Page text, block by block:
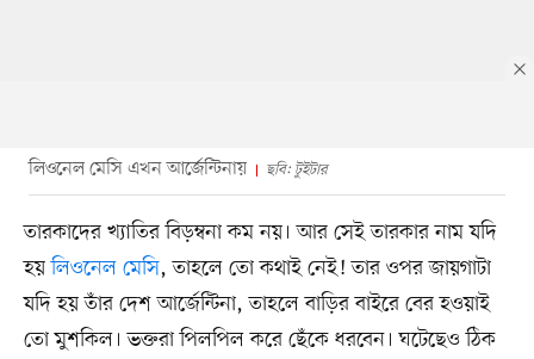
লিওনেল মেসি এখন আর্জেন্টিনায় ছবি: টুইটার
তারকাদের খ্যাতির বিড়ম্বনা কম নয়। আর সেই তারকার নাম যদি
হয়লিওনেল মেসি, তাহলে তো কথাই নেই! তার ওপর জায়গাটা
যদি হয় তাঁর দেশ আর্জেন্টিনা, তাহলে বাড়ির বাইরে বের হওয়াই
তো মুশকিল। ভক্তরা পিলপিল করে ছেঁকে ধরবেন। ঘটেছেও ঠিক